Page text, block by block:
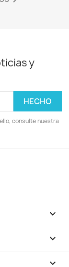
y
consulte nuestra


